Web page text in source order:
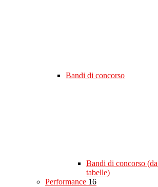
Bandi di concorso
Bandi di concorso
tabelle)
Performance 16